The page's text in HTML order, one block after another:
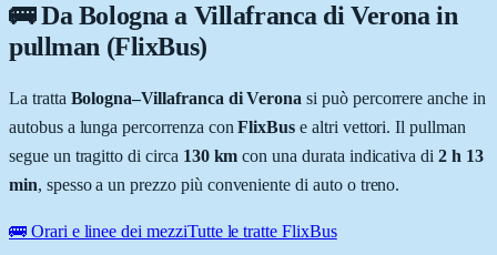
🚌 DaBolognaa Villafranca di Veronain
pullman (FlixBus)
La tratta Bologna–Villafranca di Verona si può percorrere anche in
autobus a lunga percorrenza conFlixBus e altri vettori. Il pullman
segue un tragitto di circa 130km con una durata indicativa di 2 h 13
min, spesso a un prezzo più conveniente di auto o treno.
🚌 Orari e linee dei mezziTutte le tratte FlixBus